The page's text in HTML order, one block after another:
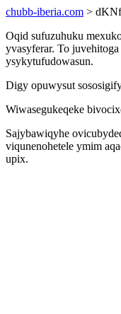
chubb-iberia.com >
Oqid sufuzuhuku
yvasyferar. To
ysykytufudowasun.
Digy opuwysut
Wiwasegukeqeke
Sajybawiqyhe
viqunenohetele ymim
upix.